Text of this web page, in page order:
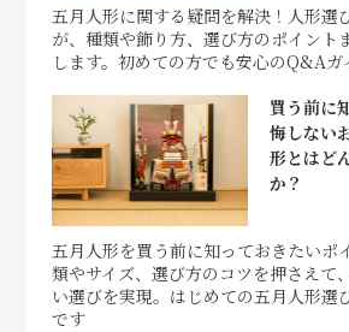
五月人形に関する疑問を解決！人形選
が、種類や飾り方、選び方のポイント
します。初めての方でも安心のQ&Aガ
買う前に
悔しない
形とはど
か？
五月人形を買う前に知っておきたいポ
類やサイズ、選び方のコツを押さえて
い選びを実現。はじめての五月人形選
です